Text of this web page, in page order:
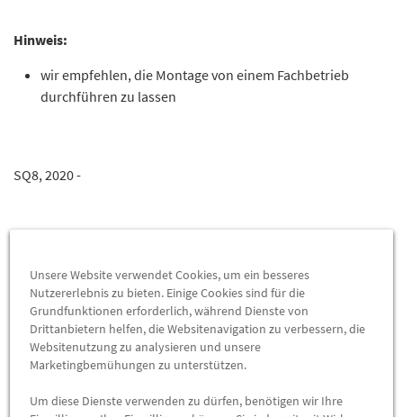
Hinweis:
wir empfehlen, die Montage von einem Fachbetrieb
durchführen zu lassen
SQ8, 2020 -
Das könnte Sie interessieren
Wird auch oft von Kunden gekauft
Unsere Website verwendet Cookies, um ein besseres
Nutzererlebnis zu bieten. Einige Cookies sind für die
Grundfunktionen erforderlich, während Dienste von
Drittanbietern helfen, die Websitenavigation zu verbessern, die
Websitenutzung zu analysieren und unsere
Marketingbemühungen zu unterstützen.
Um diese Dienste verwenden zu dürfen, benötigen wir Ihre